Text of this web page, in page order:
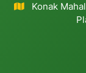
Konak